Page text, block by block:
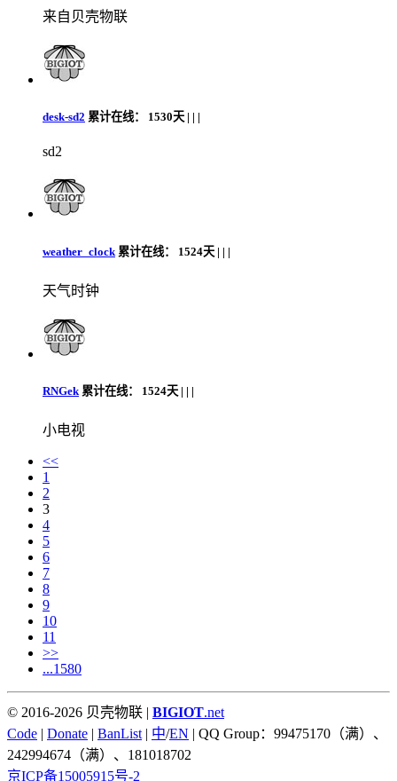
来自贝壳物联
desk-sd2 累计在线： 1530天 | | |
sd2
weather_clock 累计在线： 1524天 | | |
天气时钟
RNGek 累计在线： 1524天 | | |
小电视
<<
1
2
3
4
5
6
7
8
9
10
11
>>
...1580
© 2016-2026 贝壳物联 | BIGIOT.net
Code | Donate | BanList | 中/EN | QQ Group：99475170（满）、
242994674（满）、181018702
京ICP备15005915号-2